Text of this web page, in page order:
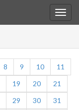
8 9 10
11
19 20
21
29 30
31